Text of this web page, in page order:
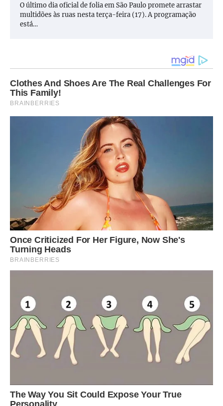
O último dia oficial de folia em São Paulo promete arrastar
multidões às ruas nesta terça-feira (17). A programação
está…